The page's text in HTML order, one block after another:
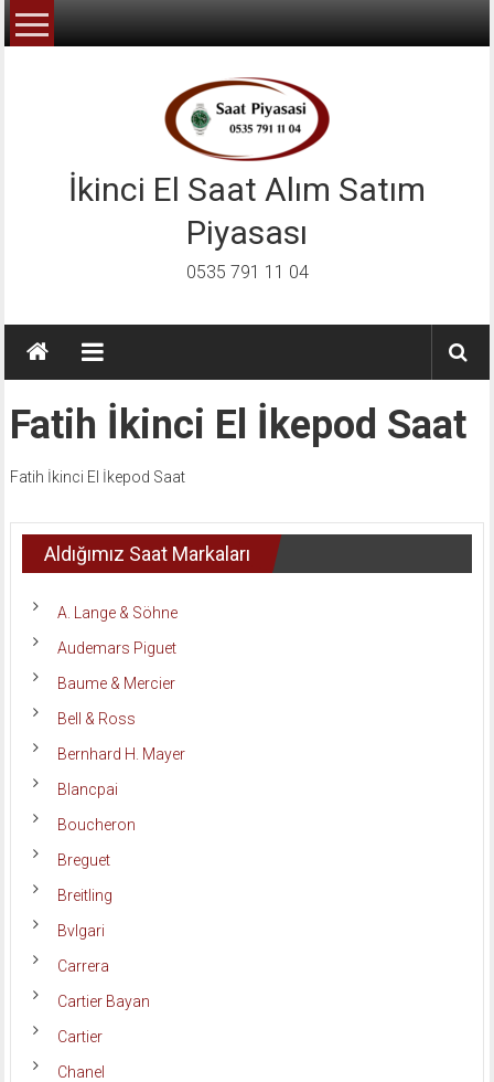
İçeriğe
geç
İkinci El Saat Alım Satım
Piyasası
0535 791 11 04
Fatih İkinci El İkepod Saat
Fatih İkinci El İkepod Saat
Aldığımız Saat Markaları
A. Lange & Söhne
Audemars Piguet
Baume & Mercier
Bell & Ross
Bernhard H. Mayer
Blancpai
Boucheron
Breguet
Breitling
Bvlgari
Carrera
Cartier Bayan
Cartier
Chanel